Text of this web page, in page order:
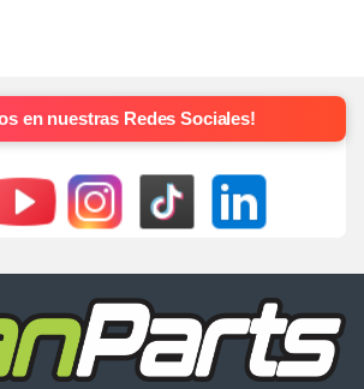
en nuestras Redes Sociales!